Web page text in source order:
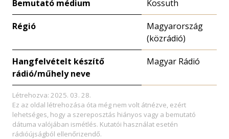
Bemutató médium Kossuth
Régió
Magyarország
(közrádió)
Hangfelvételt készítő
rádió/műhely neve
Magyar Rádió
Létrehozva: 2025. 03. 28.
Ez az oldal létrehozása óta még nem volt átnézve, ezért
lehetséges, hogy a szereposztás hiányos vagy a bemutató
dátuma valójában ismétlés. Kutatói használat esetén
rádióújságból ellenőrizendő.